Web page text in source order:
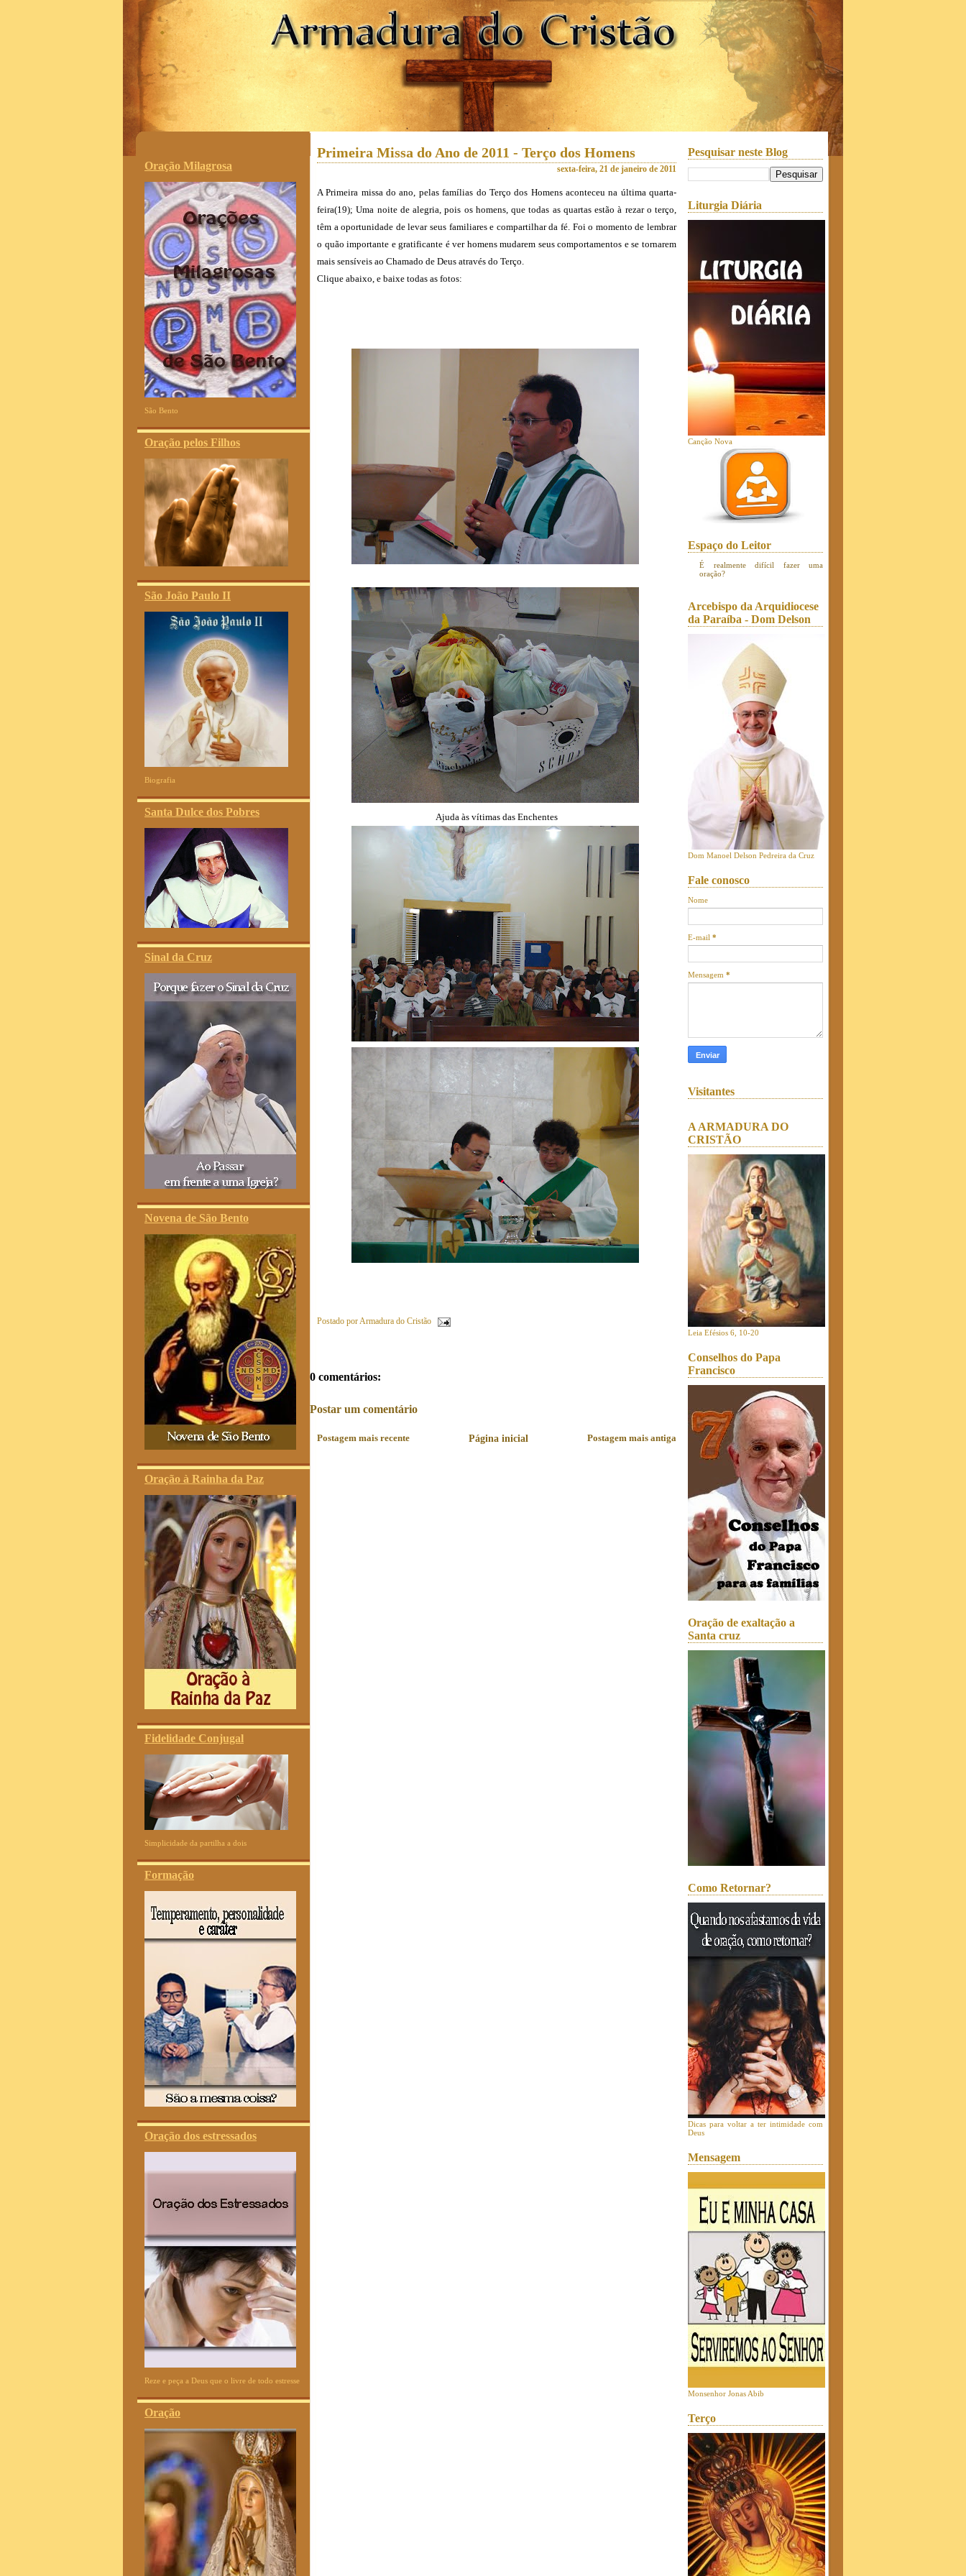
.
Oração Milagrosa
São Bento
Oração pelos Filhos
São João Paulo II
Biografia
Santa Dulce dos Pobres
Sinal da Cruz
Novena de São Bento
Oração à Rainha da Paz
Fidelidade Conjugal
Simplicidade da partilha a dois
Formação
Oração dos estressados
Reze e peça a Deus que o livre de todo estresse
Oração
Primeira Missa do Ano de 2011 - Terço dos Homens
sexta-feira, 21 de janeiro de 2011
A Primeira missa do ano, pelas famílias do Terço dos Homens aconteceu na última quarta-
feira(19); Uma noite de alegria, pois os homens, que todas as quartas estão à rezar o terço,
têm a oportunidade de levar seus familiares e compartilhar da fé. Foi o momento de lembrar
o quão importante e gratificante é ver homens mudarem seus comportamentos e se tornarem
mais sensíveis ao Chamado de Deus através do Terço.
Clique abaixo, e baixe todas as fotos:
Ajuda às vítimas das Enchentes
Postado porArmadura do Cristão
0 comentários:
Postar um comentário
Postagem mais recente Postagem mais antiga
Página inicial
Pesquisar neste Blog
Liturgia Diária
Canção Nova
Espaço do Leitor
É realmente difícil fazer uma
oração?
Arcebispo da Arquidiocese
da Paraíba - Dom Delson
Dom Manoel Delson Pedreira da Cruz
Fale conosco
Nome
E-mail *
Mensagem *
Visitantes
A ARMADURA DO
CRISTÃO
Leia Efésios 6, 10-20
Conselhos do Papa
Francisco
Oração de exaltação a
Santa cruz
Como Retornar?
Dicas para voltar a ter intimidade com
Deus
Mensagem
Monsenhor Jonas Abib
Terço